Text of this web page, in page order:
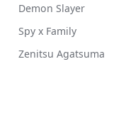
Demon Slayer
Spy x Family
Zenitsu Agatsuma